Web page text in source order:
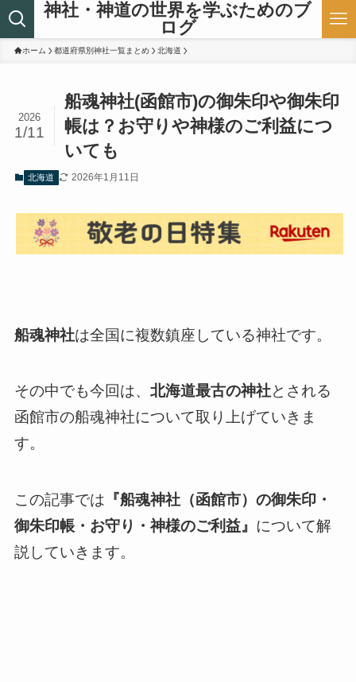
神社・神道の世界を学ぶためのブ
ログ
ホーム 都道府県別神社一覧まとめ 北海道
船魂神社(函館市)の御朱印や御朱印
帳は？お守りや神様のご利益につ
いても
2026
1/11
北海道 2026年1月11日
船魂神社は全国に複数鎮座している神社です。
その中でも今回は、 北海道最古の神社とされる
函館市の船魂神社について取り上げていきま
す。
この記事では 『船魂神社（函館市）の御朱印・
御朱印帳・お守り・神様のご利益』 について解
説していきます。